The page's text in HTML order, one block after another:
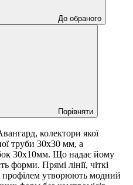
До обраного
Порівняти
колектори якої
труби 30х30 мм, а
30х10мм. Що надає йому
форми. Прямі лінії, чіткі
профілем утворюють модний